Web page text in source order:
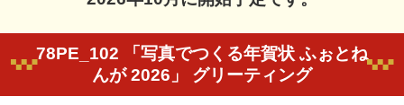
78PE_102 「写真でつくる年賀状 ふぉとね
んが 2026」 グリーティング